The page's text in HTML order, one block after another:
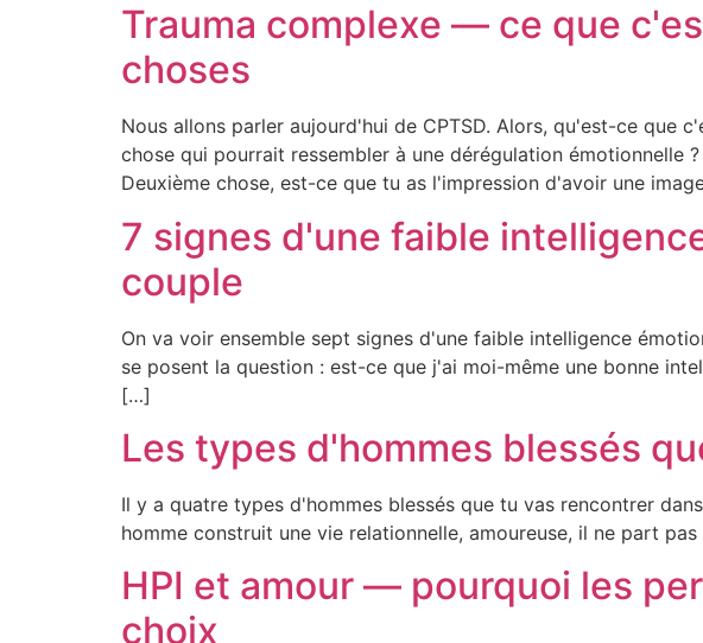
Trauma complexe — ce que
choses
Nous allons parler aujourd'hui de CPTSD. Alors, qu'est-ce que
chose qui pourrait ressembler à une dérégulation émotionnelle
Deuxième chose, est-ce que tu as l'impression d'avoir une
7 signes d'une faible
couple
On va voir ensemble sept signes d'une faible intelligence
se posent la question : est-ce que j'ai moi-même une bonne
[…]
Les types d'hommes blessés
Il y a quatre types d'hommes blessés que tu vas rencontrer
homme construit une vie relationnelle, amoureuse, il ne part
HPI et amour — pourquoi les
choix